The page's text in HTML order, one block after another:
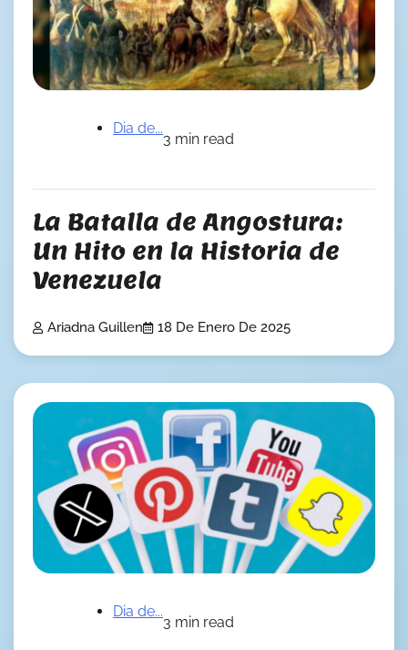
Dia de...
3 min read
La Batalla de Angostura:
Un Hito en la Historia de
Venezuela
Ariadna Guillen 18 De Enero De 2025
Dia de...
3 min read